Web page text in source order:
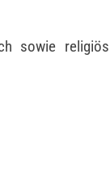
sowie religiös